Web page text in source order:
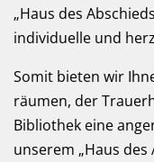
„Haus des
individuelle und
Somit bieten wir
räumen, der
Bibliothek eine
unserem „Haus